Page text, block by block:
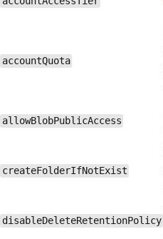
accountQuota
allowBlobPublicAccess
createFolderIfNotExist
disableDeleteRetentionPolicy